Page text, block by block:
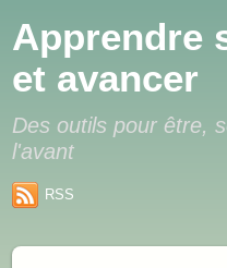
Apprendre
et avancer
Des outils pour être,
l'avant
RSS